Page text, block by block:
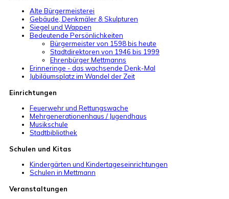
Alte Bürgermeisterei
Gebäude, Denkmäler & Skulpturen
Siegel und Wappen
Bedeutende Persönlichkeiten
Bürgermeister von 1598 bis heute
Stadtdirektoren von 1946 bis 1999
Ehrenbürger Mettmanns
Erinneringe - das wachsende Denk-Mal
Jubiläumsplatz im Wandel der Zeit
Einrichtungen
Feuerwehr und Rettungswache
Mehrgenerationenhaus / Jugendhaus
Musikschule
Stadtbibliothek
Schulen und Kitas
Kindergärten und Kindertageseinrichtungen
Schulen in Mettmann
Veranstaltungen